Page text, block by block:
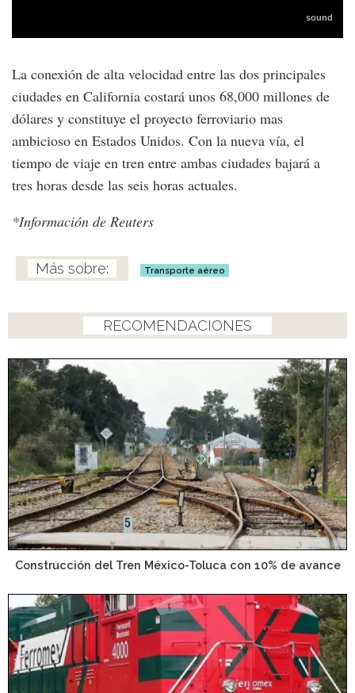
La conexión de alta velocidad entre las dos principales
ciudades en California costará unos 68,000 millones de
dólares y constituye el proyecto ferroviario mas
ambicioso en Estados Unidos. Con la nueva vía, el
tiempo de viaje en tren entre ambas ciudades bajará a
tres horas desde las seis horas actuales.
*Información de Reuters
Transporte aéreo
RECOMENDACIONES
Construcción del Tren México-Toluca con 10% de avance